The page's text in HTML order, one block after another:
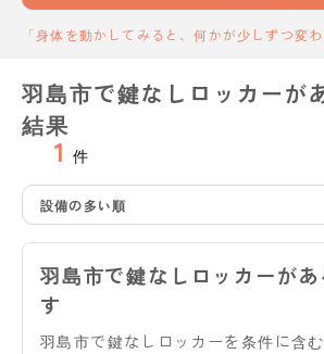
「身体を動かしてみると、何かが少しずつ変わ
羽島市で鍵なしロッカーが
結果
1 件
設備の多い順
羽島市で鍵なしロッカーが
す
羽島市で鍵なしロッカーを条件に含